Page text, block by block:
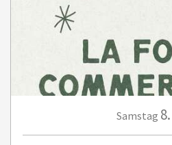
Samstag 8.